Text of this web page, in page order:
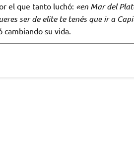
el que tanto luchó: «en Mar del
ser de elite te tenés que ir a
su vida.